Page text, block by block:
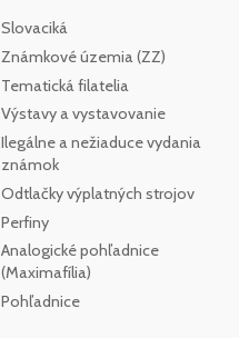
Slovaciká
Známkové územia (ZZ)
Tematická filatelia
Výstavy a vystavovanie
Ilegálne a nežiaduce vydania
známok
Odtlačky výplatných strojov
Perfiny
Analogické pohľadnice
(Maximafília)
Pohľadnice